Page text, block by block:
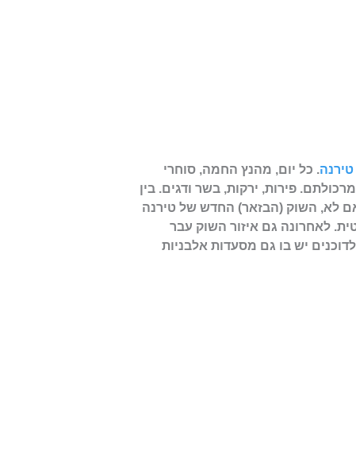
טירנה. כל יום, מהנץ החמה, סוחרי
פירות, ירקות, בשר ודגים. בין
לא, השוק (הבזאר) החדש של טירנה
לאחרונה גם איזור השוק עבר
יש בו גם מסעדות אלבניות